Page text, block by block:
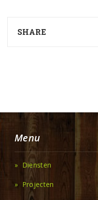
SHARE
Menu
» Diensten
» Projecten